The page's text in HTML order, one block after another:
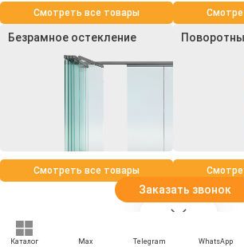
Смотреть все товары
Безрамное остекление
Смотреть все товары
Заказать звонок
Каталог Max Telegram WhatsApp